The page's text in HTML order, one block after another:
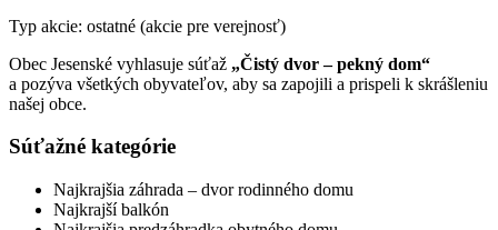
Typ akcie: ostatné (akcie pre verejnosť)
Obec Jesenské vyhlasuje súťaž „Čistý dvor – pekný dom“
a pozýva všetkých obyvateľov, aby sa zapojili a prispeli k skrášleniu
našej obce.
Súťažné kategórie
Najkrajšia záhrada – dvor rodinného domu
Najkrajší balkón